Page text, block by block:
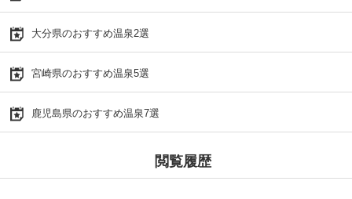
大分県のおすすめ温泉2選
宮崎県のおすすめ温泉5選
鹿児島県のおすすめ温泉7選
閲覧履歴